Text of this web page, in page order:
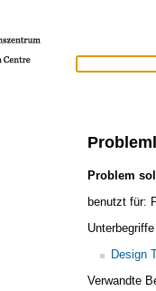
Problem
benutzt für:
Unterbegriffe
Design
Verwandte